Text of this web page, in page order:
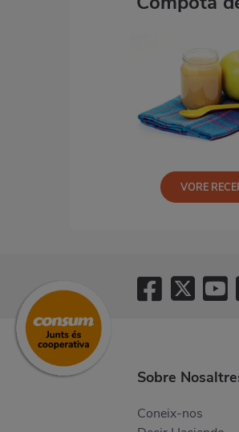
VORE
Sobre
Coneix-nos